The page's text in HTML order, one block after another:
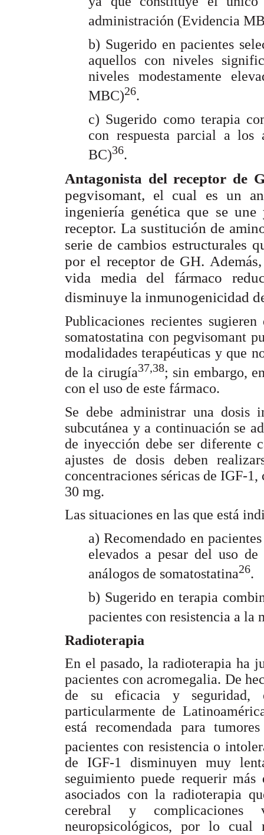
administración (Evidencia
b) Sugerido en pacientes
aquellos con niveles
niveles modestamente
MBC)26.
c) Sugerido como terapia
con respuesta parcial a los
BC)36.
Antagonista del receptor de
pegvisomant, el cual es un
ingeniería genética que se
receptor. La sustitución de
serie de cambios estructurales
por el receptor de GH.
vida media del fármaco
disminuye la inmunogenicidad
Publicaciones recientes
somatostatina con pegvisomant
modalidades terapéuticas y que
de la cirugía37,38; sin embargo,
con el uso de este fármaco.
Se debe administrar una
subcutánea y a continuación se
de inyección debe ser diferente
ajustes de dosis deben
concentraciones séricas de IGF-
30 mg.
Las situaciones en las que está
a) Recomendado en
elevados a pesar del uso
análogos de somatostatina26.
b) Sugerido en terapia
pacientes con resistencia a la
Radioterapia
En el pasado, la radioterapia ha
pacientes con acromegalia. De
de su eficacia y seguridad,
particularmente de
está recomendada para
pacientes con resistencia o
de IGF-1 disminuyen muy
seguimiento puede requerir más
asociados con la radioterapia
cerebral y complicaciones
neuropsicológicos, por lo